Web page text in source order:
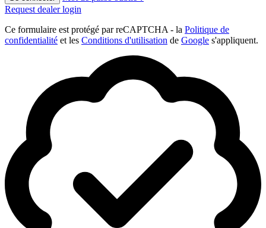
Request dealer login
Ce formulaire est protégé par reCAPTCHA - la Politique de
confidentialité et les Conditions d'utilisation de Google s'appliquent.